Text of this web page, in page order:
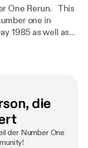
Rerun. This
one in
1985 as well as
episode
This & Rough
die
der Number One